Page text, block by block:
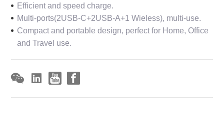
Efficient and speed charge.
Multi-ports(2USB-C+2USB-A+1 Wieless), multi-use.
Compact and portable design, perfect for Home, Office
and Travel use.